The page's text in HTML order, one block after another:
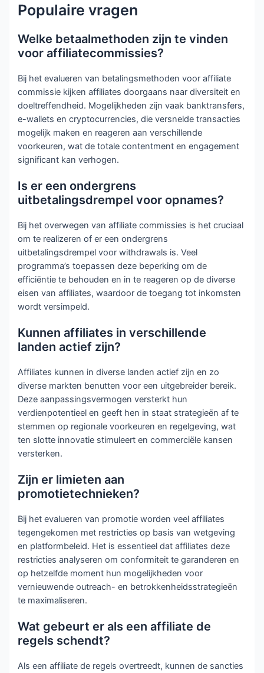
Populaire vragen
Welke betaalmethoden zijn te vinden
voor affiliatecommissies?
Bij het evalueren van betalingsmethoden voor affiliate
commissie kijken affiliates doorgaans naar diversiteit en
doeltreffendheid. Mogelijkheden zijn vaak banktransfers,
e-wallets en cryptocurrencies, die versnelde transacties
mogelijk maken en reageren aan verschillende
voorkeuren, wat de totale contentment en engagement
significant kan verhogen.
Is er een ondergrens
uitbetalingsdrempel voor opnames?
Bij het overwegen van affiliate commissies is het cruciaal
om te realizeren of er een ondergrens
uitbetalingsdrempel voor withdrawals is. Veel
programma’s toepassen deze beperking om de
efficiëntie te behouden en in te reageren op de diverse
eisen van affiliates, waardoor de toegang tot inkomsten
wordt versimpeld.
Kunnen affiliates in verschillende
landen actief zijn?
Affiliates kunnen in diverse landen actief zijn en zo
diverse markten benutten voor een uitgebreider bereik.
Deze aanpassingsvermogen versterkt hun
verdienpotentieel en geeft hen in staat strategieën af te
stemmen op regionale voorkeuren en regelgeving, wat
ten slotte innovatie stimuleert en commerciële kansen
versterken.
Zijn er limieten aan
promotietechnieken?
Bij het evalueren van promotie worden veel affiliates
tegengekomen met restricties op basis van wetgeving
en platformbeleid. Het is essentieel dat affiliates deze
restricties analyseren om conformiteit te garanderen en
op hetzelfde moment hun mogelijkheden voor
vernieuwende outreach- en betrokkenheidsstrategieën
te maximaliseren.
Wat gebeurt er als een affiliate de
regels schendt?
Als een affiliate de regels overtreedt, kunnen de sancties